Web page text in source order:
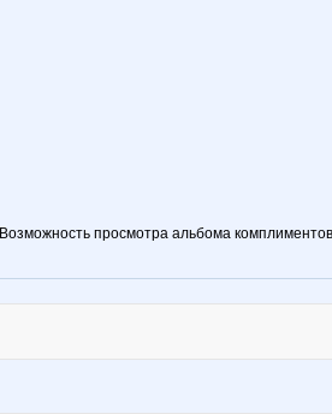
Возможность просмотра альбома